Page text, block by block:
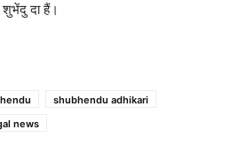
शुभेंदु दा हैं।
shubhendu adhikari
news